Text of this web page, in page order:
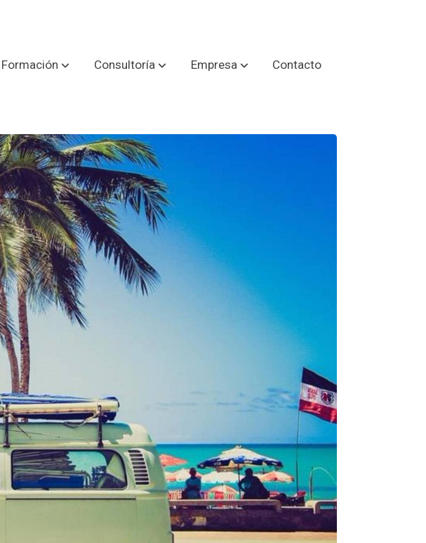
Formación Consultoría Empresa Contacto